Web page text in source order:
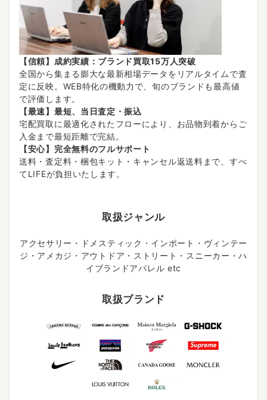
【信頼】成約実績：ブランド買取15万人突破
全国から集まる膨大な最新相場データをリアルタイムで査
定に反映。WEB特化の機動力で、旬のブランドも最高値
で評価します。
【最速】最短、当日査定・振込
宅配買取に最適化されたフローにより、お品物到着からご
入金まで最短距離で完結。
【安心】完全無料のフルサポート
送料・査定料・梱包キット・キャンセル返送料まで、すべ
てLIFEが負担いたします。
取扱ジャンル
アクセサリー・ドメスティック・インポート・ヴィンテー
ジ・アメカジ・アウトドア・ストリート・スニーカー・ハ
イブランドアパレル etc
取扱ブランド